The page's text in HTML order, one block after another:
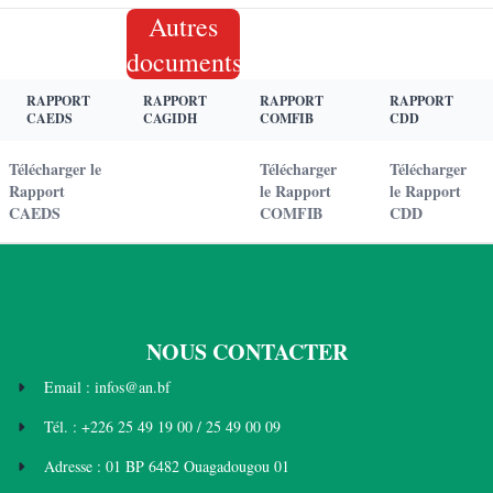
Autres
documents
RAPPORT
CAEDS
RAPPORT
CAGIDH
RAPPORT
COMFIB
RAPPORT
CDD
Télécharger le
Rapport
CAEDS
Télécharger
le Rapport
COMFIB
Télécharger
le Rapport
CDD
NOUS CONTACTER
Email : infos@an.bf
Tél. : +226 25 49 19 00 / 25 49 00 09
Adresse : 01 BP 6482 Ouagadougou 01